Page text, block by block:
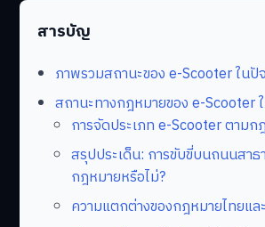
สารบัญ
ภาพรวมสถานะของ e-Scooter ใน
สถานะทางกฎหมายของ e-Scooter
การจัดประเภท e-Scooter ตามก
สรุปประเด็น: การขับขี่บนถนนสา
กฎหมายหรือไม่?
ความแตกต่างของกฎหมายไทยแล